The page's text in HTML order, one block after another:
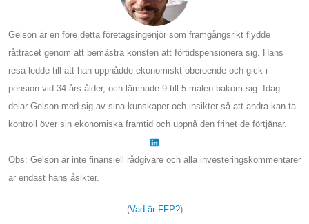
Gelson är en före detta företagsingenjör som framgångsrikt flydde
råttracet genom att bemästra konsten att förtidspensionera sig. Hans
resa ledde till att han uppnådde ekonomiskt oberoende och gick i
pension vid 34 års ålder, och lämnade 9-till-5-malen bakom sig. Idag
delar Gelson med sig av sina kunskaper och insikter så att andra kan ta
kontroll över sin ekonomiska framtid och uppnå den frihet de förtjänar.
Obs: Gelson är inte finansiell rådgivare och alla investeringskommentarer
är endast hans åsikter.
(Vad är FFP?)